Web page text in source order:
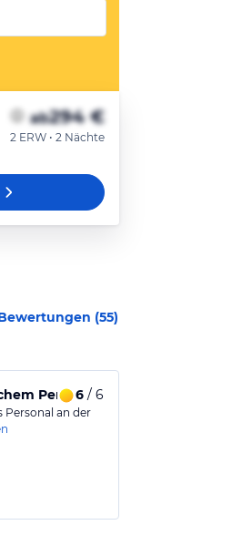
ab294 €
2 ERW • 2 Nächte
(55)
Personal und guter
6/ 6
an der